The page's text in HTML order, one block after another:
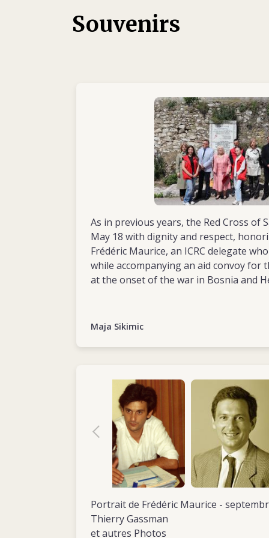
parachève ses études en y ajoutant un
hautes d’études internationales et du
Christian Robert à la faculté de droit de
période d’assistanat, qui dure d’octobre
l’hiver passé à Berlin), est notamment
d’écrire un traité sur l’euthanasie qui est
préface du Pr Robert. En 1980, Frédéric
loi, médiation de la violence », qui paraît
société. Ces deux textes donnent une idée
du talent pour l’écriture qu’il allait mettre
contribution dans son travail pour le CICR.
En juillet 1980, Frédéric pose sa
délégué polyvalent au CICR. Au cours du
on le juge cultivé, doué d’un esprit curieux,
Pour sa première mission, qui dure près
envoyé fin novembre 1980 à Jérusalem
pendant cette période qu’il se marie, et le
enfants au cours des quatre années
de Frédéric le ramène au siège du CICR à
Souvenirs
As in previous years, the Red Cross of
May 18 with dignity and respect,
Frédéric Maurice, an ICRC delegate
while accompanying an aid convoy for
at the onset of the war in Bosnia and
Maja Sikimic
Portrait de Frédéric Maurice -
Thierry Gassman
et autres Photos